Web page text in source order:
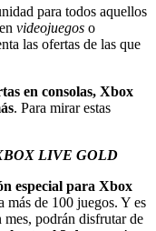
para todos aquellos
videojuegos o
las ofertas de las que
en consolas, Xbox
. Para mirar estas
LIVE GOLD
especial para Xbox
más de 100 juegos. Y es
mes, podrán disfrutar de